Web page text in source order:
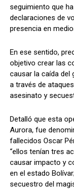
seguimiento que
declaraciones de
presencia en
En ese sentido,
objetivo crear las
causar la caída del
a través de
asesinato y
Detalló que esta
Aurora, fue
fallecidos Oscar
“ellos tenían tres
causar impacto y
en el estado
secuestro del